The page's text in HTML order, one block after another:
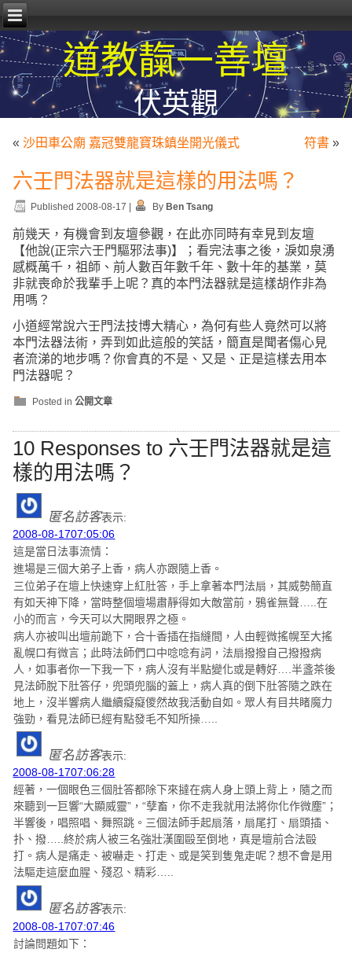
道教靝一善壇
伏英觀
«沙田車公廟 嘉冠雙龍寶珠鎮坐開光儀式 符書»
六壬門法器就是這樣的用法嗎？
Published 2008-08-17 | By Ben Tsang
前幾天，有機會到友壇參觀，在此亦同時有幸見到友壇
【他說(正宗六壬門驅邪法事)】；看完法事之後，淚如泉湧
感概萬千，祖師、前人數百年數千年、數十年的基業，莫
非就喪命於我輩手上呢？真的本門法器就是這樣胡作非為
用嗎？
小道經常說六壬門法技博大精心，為何有些人竟然可以將
本門法器法術，弄到如此這般的笑話，簡直是聞者傷心見
者流涕的地步嗎？你會真的不是、又是、正是這樣去用本
門法器呢？
Posted in 公開文章
10 Responses to 六壬門法器就是這
樣的用法嗎？
匿名訪客表示:
2008-08-1707:05:06
這是當日法事流情：
進場是三個大弟子上香，病人亦跟隨上香。
三位弟子在壇上快速穿上紅肚答，手上拿著本門法扇，其威勢簡直
有如天神下降，當時整個壇場肅靜得如大敵當前，鴉雀無聲…..在
小的而言，今天可以大開眼界之極。
病人亦被叫出壇前跪下，合十香插在指縫間，人由輕微搖幌至大搖
亂幌口有微言；此時法師們口中唸唸有詞，法扇撥撥自己撥撥病
人，如事者你一下我一下，病人沒有半點變化或是轉好….半盞茶後
見法師脫下肚答仔，兜頭兜腦的蓋上，病人真的倒下肚答隨之跌在
地上，沒半響病人繼續癡癡儍然故我活動自如。眾人有目共睹魔力
強勁，看見法師已經有點發毛不知所操…..
匿名訪客表示:
2008-08-1707:06:28
經著，一個眼色三個肚答都除下來撻在病人身上頭上背上，隨之而
來聽到一巨響“大顯威靈”，“孽畜，你不走我就用法將你化作微塵”；
半響後，唱照唱、舞照跳。三個法師手起扇落，扇尾打、扇頭插、
扑、撥…..終於病人被三名強壯漢圍毆至倒地，真是壇前合法毆
打。病人是痛走、被嚇走、打走、或是笑到隻鬼走呢？想不會是用
法驅走這麼血腥、殘忍、精彩…..
匿名訪客表示:
2008-08-1707:07:46
討論問題如下：